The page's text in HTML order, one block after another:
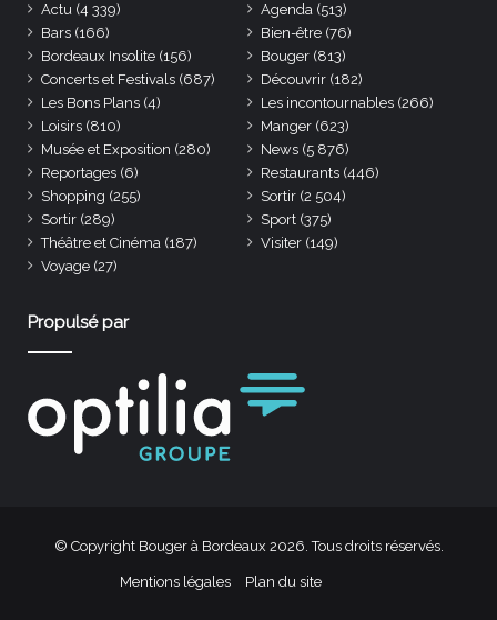
Actu (4 339) Agenda (513)
Bars (166) Bien-être (76)
Bordeaux Insolite (156) Bouger (813)
Concerts et Festivals (687) Découvrir (182)
Les Bons Plans (4) Les incontournables (266)
Loisirs (810) Manger (623)
Musée et Exposition (280) News (5 876)
Reportages (6) Restaurants (446)
Shopping (255) Sortir (2 504)
Sortir (289) Sport (375)
Théâtre et Cinéma (187) Visiter (149)
Voyage (27)
Propulsé par
© Copyright Bouger à Bordeaux 2026. Tous droits réservés.
Mentions légales Plan du site